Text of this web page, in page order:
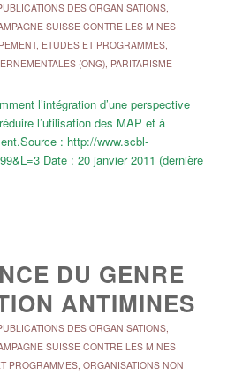
DES ORGANISATIONS,
SUISSE CONTRE LES MINES
, ETUDES ET PROGRAMMES,
(ONG), PARITARISME
l’intégration d’une perspective
l’utilisation des MAP et à
: http://www.scbl-
Date : 20 janvier 2011 (dernière
DU GENRE
ANTIMINES
DES ORGANISATIONS,
SUISSE CONTRE LES MINES
PROGRAMMES, ORGANISATIONS NON